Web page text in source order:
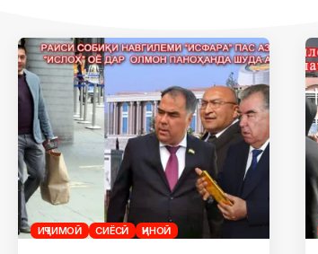
ИҶТИМОӢ СИЁСӢ ҶИНОӢ